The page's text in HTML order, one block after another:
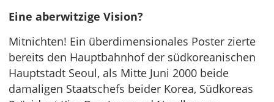
Eine aberwitzige Vision?
Mitnichten! Ein überdimensionales Poster zierte
bereits den Hauptbahnhof der südkoreanischen
Hauptstadt Seoul, als Mitte Juni 2000 beide
damaligen Staatschefs beider Korea, Südkoreas